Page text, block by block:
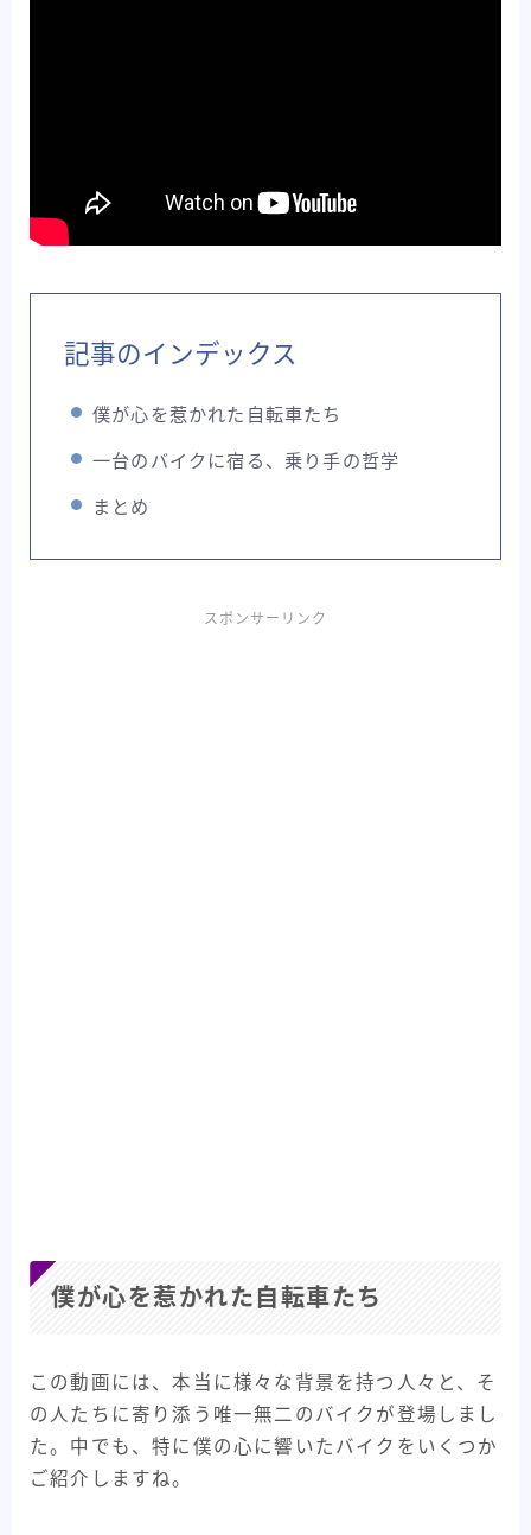
記事のインデックス
僕が心を惹かれた自転車たち
一台のバイクに宿る、乗り手の哲学
まとめ
スポンサーリンク
僕が心を惹かれた自転車たち
この動画には、本当に様々な背景を持つ人々と、そ
の人たちに寄り添う唯一無二のバイクが登場しまし
た。中でも、特に僕の心に響いたバイクをいくつか
ご紹介しますね。